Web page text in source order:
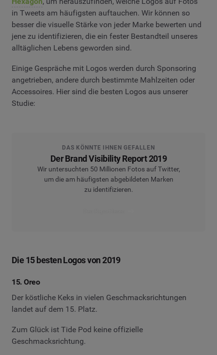
in Tweets am häufigsten auftauchen. Wir können so
besser die visuelle Stärke von jeder Marke bewerten und
jene zu identifizieren, die ein fester Bestandteil unseres
alltäglichen Lebens geworden sind.
Einige Gespräche mit Logos werden durch Sponsoring
angetrieben, andere durch bestimmte Mahlzeiten oder
Accessoires. Hier sind die besten Logos aus unserer
Studie:
DAS KÖNNTE IHNEN GEFALLEN
Der Brand Visibility Report 2019
Wir untersuchten 50 Millionen Fotos auf Twitter,
um die am häufigsten abgebildeten Marken
zu identifizieren.
Die 15 besten Logos von 2019
15. Oreo
Der köstliche Keks in vielen Geschmacksrichtungen
landet auf dem 15. Platz.
Zum Glück ist Tide Pod keine offizielle
Geschmacksrichtung.